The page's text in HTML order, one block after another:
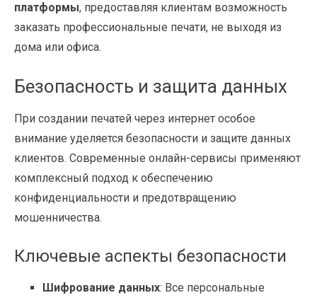
платформы, предоставляя клиентам возможность
заказать профессиональные печати, не выходя из
дома или офиса.
Безопасность и защита данных
При создании печатей через интернет особое
внимание уделяется безопасности и защите данных
клиентов. Современные онлайн-сервисы применяют
комплексный подход к обеспечению
конфиденциальности и предотвращению
мошенничества.
Ключевые аспекты безопасности
Шифрование данных: Все персональные